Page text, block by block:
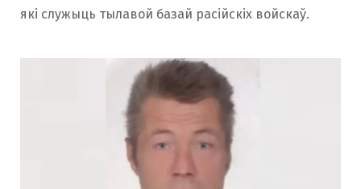
які служыць тылавой базай расійскіх войскаў.